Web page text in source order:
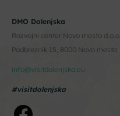
DMO Dolenjska
Razvojni center Novo mesto d.o.o.
Podbreznik 15, 8000 Novo mesto
info@visitdolenjska.eu
#visitdolenjska